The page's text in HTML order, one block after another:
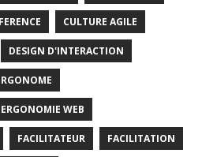
CULTURE AGILE
DESIGN D'INTERACTION
ERGONOMIE WEB
FACILITATEUR FACILITATION